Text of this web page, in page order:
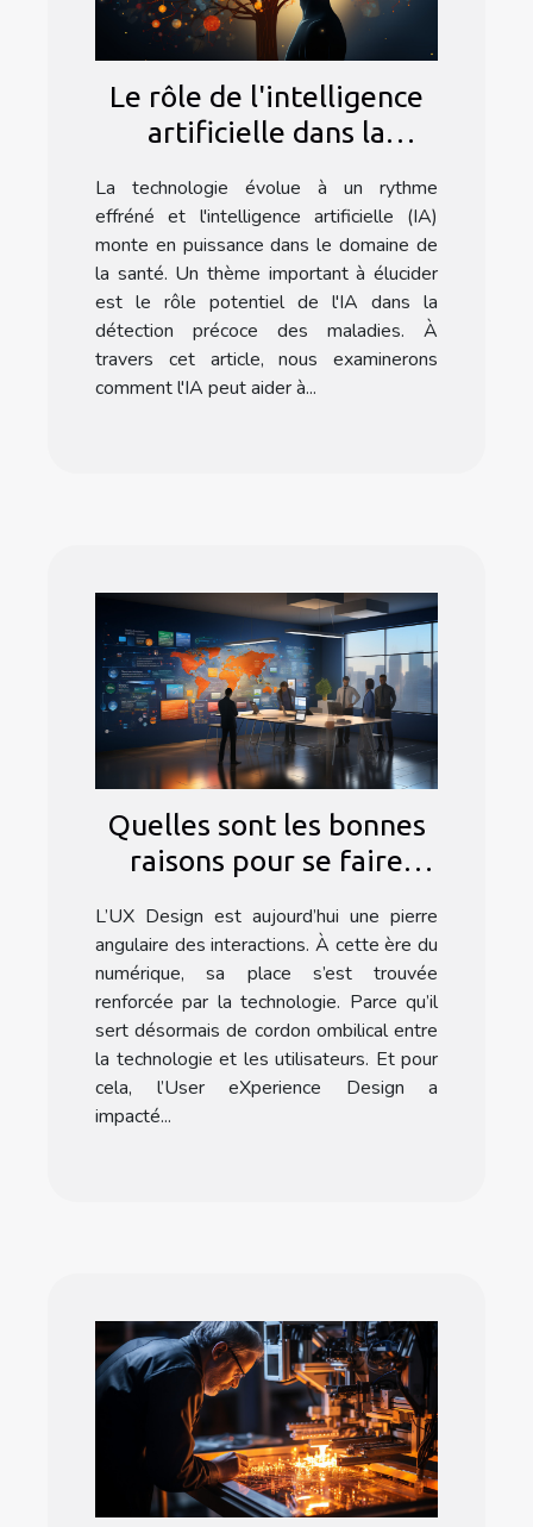
Le rôle de l'intelligence
artificielle dans la
maladies
La technologie évolue à un rythme
effréné et l'intelligence artificielle (IA)
monte en puissance dans le domaine de
la santé. Un thème important à élucider
est le rôle potentiel de l'IA dans la
détection précoce des maladies. À
travers cet article, nous examinerons
comment l'IA peut aider à...
Quelles sont les bonnes
raisons pour se faire
L’UX Design est aujourd’hui une pierre
angulaire des interactions. À cette ère du
numérique, sa place s’est trouvée
renforcée par la technologie. Parce qu’il
sert désormais de cordon ombilical entre
la technologie et les utilisateurs. Et pour
cela, l’User eXperience Design a
impacté...